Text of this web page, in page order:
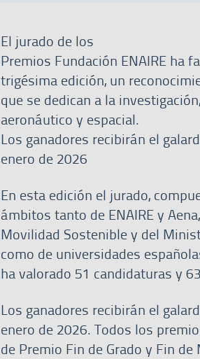
El jurado de los
Premios Fundación ENAIRE ha
trigésima edición, un
que se dedican a la
aeronáutico y espacial.
Los ganadores recibirán el
enero de 2026
En esta edición el jurado,
ámbitos tanto de ENAIRE y
Movilidad Sostenible y del
como de universidades
ha valorado 51 candidaturas y
Los ganadores recibirán el
enero de 2026. Todos los
de Premio Fin de Grado y Fin